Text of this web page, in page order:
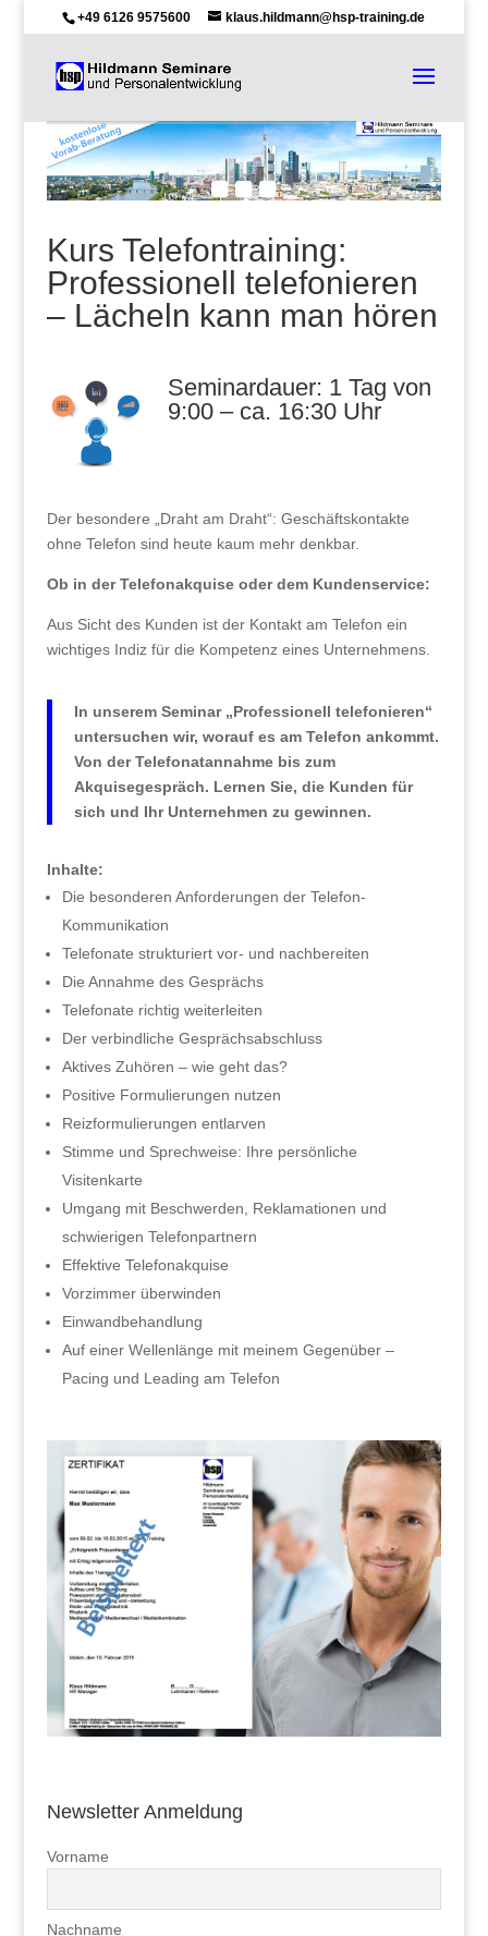
+49 6126 9575600 klaus.hildmann@hsp-training.de
Kurs Telefontraining:
Professionell telefonieren
– Lächeln kann man hören
Seminardauer: 1 Tag von
9:00 – ca. 16:30 Uhr
Der besondere „Draht am Draht“: Geschäftskontakte
ohne Telefon sind heute kaum mehr denkbar.
Ob in der Telefonakquise oder dem Kundenservice:
Aus Sicht des Kunden ist der Kontakt am Telefon ein
wichtiges Indiz für die Kompetenz eines Unternehmens.
In unserem Seminar „Professionell telefonieren“
untersuchen wir, worauf es am Telefon ankommt.
Von der Telefonatannahme bis zum
Akquisegespräch. Lernen Sie, die Kunden für
sich und Ihr Unternehmen zu gewinnen.
Inhalte:
Die besonderen Anforderungen der Telefon-
Kommunikation
Telefonate strukturiert vor- und nachbereiten
Die Annahme des Gesprächs
Telefonate richtig weiterleiten
Der verbindliche Gesprächsabschluss
Aktives Zuhören – wie geht das?
Positive Formulierungen nutzen
Reizformulierungen entlarven
Stimme und Sprechweise: Ihre persönliche
Visitenkarte
Umgang mit Beschwerden, Reklamationen und
schwierigen Telefonpartnern
Effektive Telefonakquise
Vorzimmer überwinden
Einwandbehandlung
Auf einer Wellenlänge mit meinem Gegenüber –
Pacing und Leading am Telefon
Newsletter Anmeldung
Vorname
Nachname